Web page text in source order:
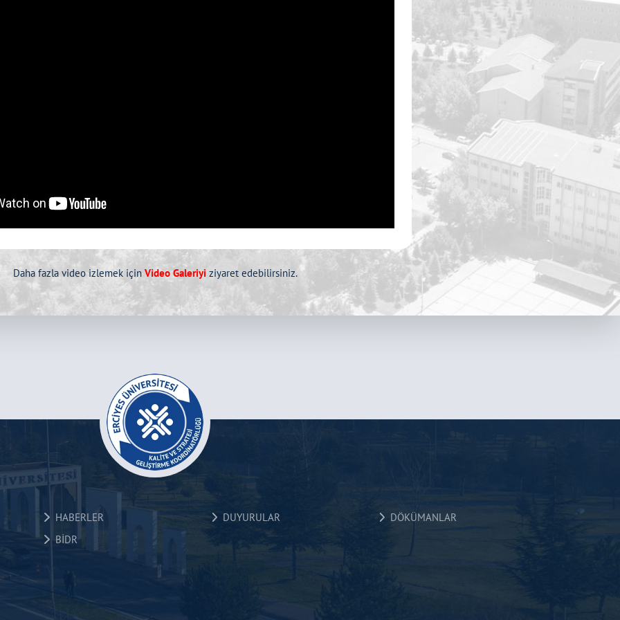
Daha fazla video izlemek için Video Galeriyi ziyaret edebilirsiniz.
HABERLER DUYURULAR
DÖKÜMANLAR
BİDR